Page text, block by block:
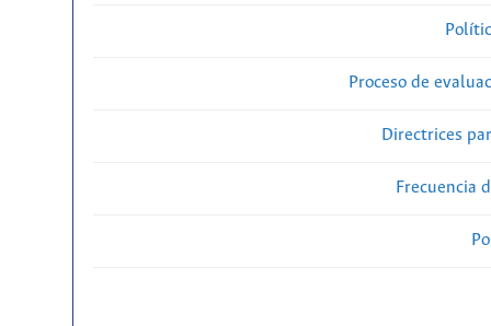
Proceso de
Directrices
Frecuencia